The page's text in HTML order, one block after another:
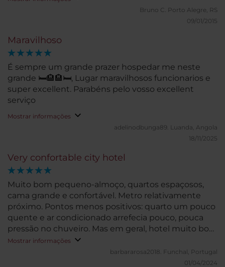
Maravilhoso
É sempre um grande prazer hospedar me neste
grande 🛏️🏨🏨🛏️, Lugar maravilhosos funcionarios e
super excellent. Parabéns pelo vosso excellent
serviço
Mostrar informações
adelinodbunga89. Luanda, Angola
18/11/2025
Very confortable city hotel
Muito bom pequeno-almoço, quartos espaçosos,
cama grande e confortável. Metro relativamente
próximo. Pontos menos positivos: quarto um pouco
quente e ar condicionado arrefecia pouco, pouca
pressão no chuveiro. Mas em geral, hotel muito bom
e recomendaria sem dúvida.
Mostrar informações
barbararosa2018.
Funchal, Portugal
01/04/2024
Bruno C.
Porto Alegre, RS
09/01/2015